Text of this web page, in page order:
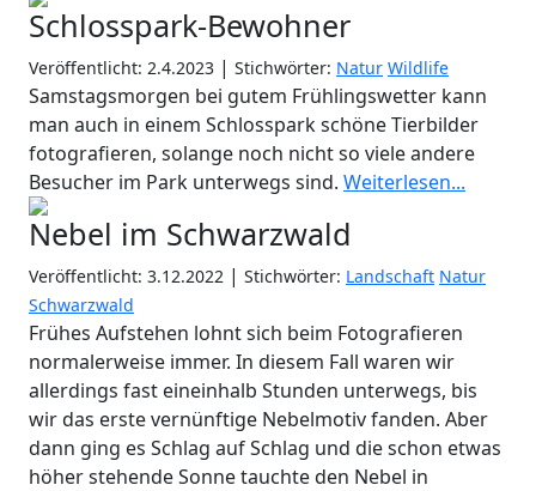
Schlosspark-Bewohner
Veröffentlicht: 2.4.2023 | Stichwörter: Natur Wildlife
Samstagsmorgen bei gutem Frühlingswetter kann
man auch in einem Schlosspark schöne Tierbilder
fotografieren, solange noch nicht so viele andere
Besucher im Park unterwegs sind. Weiterlesen...
Nebel im Schwarzwald
Veröffentlicht: 3.12.2022 | Stichwörter: Landschaft Natur
Schwarzwald
Frühes Aufstehen lohnt sich beim Fotografieren
normalerweise immer. In diesem Fall waren wir
allerdings fast eineinhalb Stunden unterwegs, bis
wir das erste vernünftige Nebelmotiv fanden. Aber
dann ging es Schlag auf Schlag und die schon etwas
höher stehende Sonne tauchte den Nebel in